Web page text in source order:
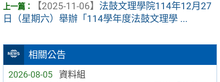
相關公告
2026-08-05 資料組
【2025-11-06】 法鼓文理學院114年12月27
日（星期六）舉辦「114學年度法鼓文理學 ...